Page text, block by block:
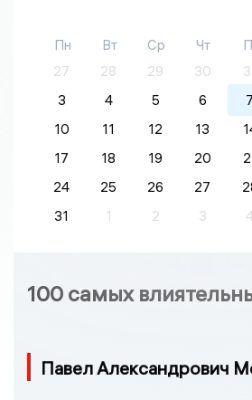
Пн Вт Ср Чт
27
28 29 30
3
4 5 6 7
10
11 12 13
17
18 19 20
24
25 26 27
31
1 2 3 4
100 самых
Павел Александрович